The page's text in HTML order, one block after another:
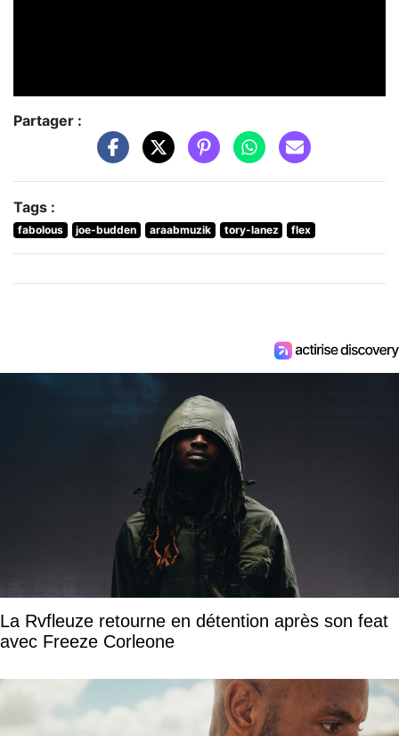
Partager :
Tags :
fabolous joe-budden araabmuzik tory-lanez flex
La Rvfleuze retourne en détention après son feat
avec Freeze Corleone